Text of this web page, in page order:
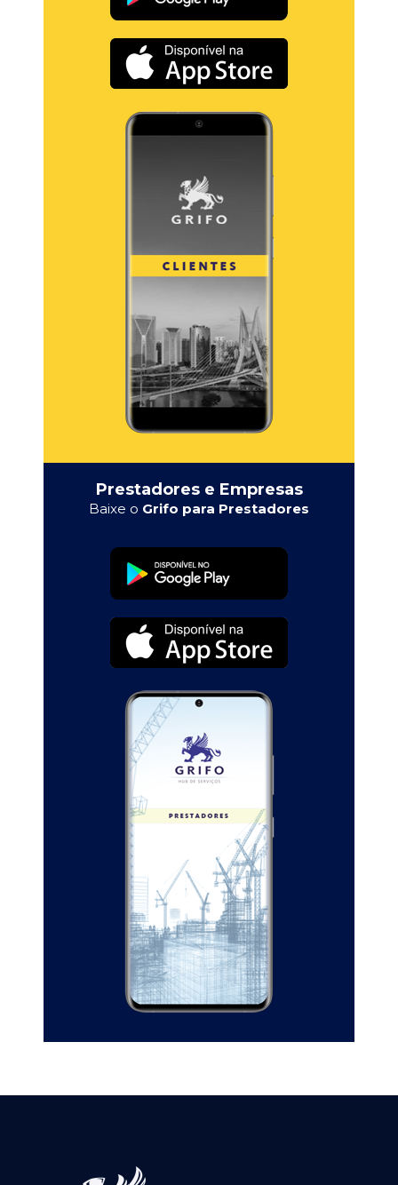
Prestadores e Empresas
Baixe o Grifo para Prestadores